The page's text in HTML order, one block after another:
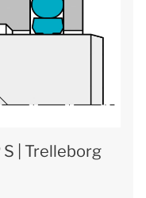
| Trelleborg